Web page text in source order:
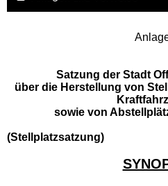
Satzung der Stadt
über die Herstellung von
sowie von
(Stellplatzsatzung)